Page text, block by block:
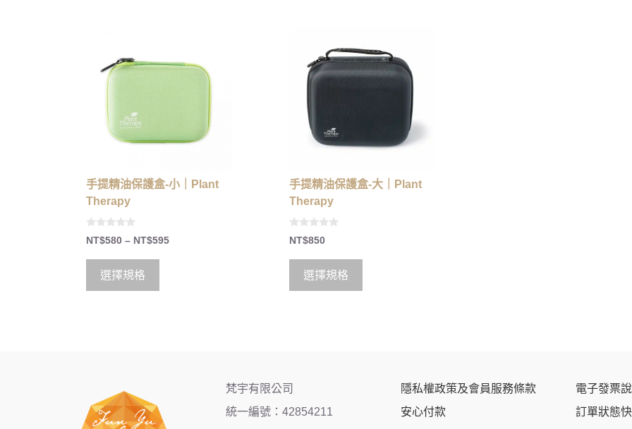
手提精油保護盒-小｜Plant
Therapy
0
o
5
NT$580 – NT$595
選擇規格
手提精油保護盒-大｜Plant
Therapy
0
o
5
NT$850
選擇規格
梵宇有限公司
統一編號：42854211
隱私權政策及會員服務條款
安心付款
電子發票
訂單狀態